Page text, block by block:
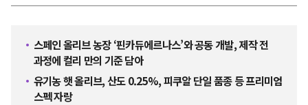
스페인 올리브 농장 ‘핀카듀에르나스’와 공동 개발, 제작 전
과정에 컬리 만의 기준 담아
유기농 햇 올리브, 산도 0.25%, 피쿠알 단일 품종 등 프리미엄
스펙 자랑